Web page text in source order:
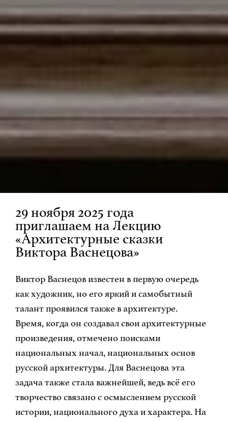
29 ноября 2025 года
приглашаем на Лекцию
«Архитектурные сказки
Виктора Васнецова»
Виктор Васнецов известен в первую очередь
как художник, но его яркий и самобытный
талант проявился также в архитектуре.
Время, когда он создавал свои архитектурные
произведения, отмечено поисками
национальных начал, национальных основ
русской архитектуры. Для Васнецова эта
задача также стала важнейшей, ведь всё его
творчество связано с осмыслением русской
истории, национального духа и характера. На